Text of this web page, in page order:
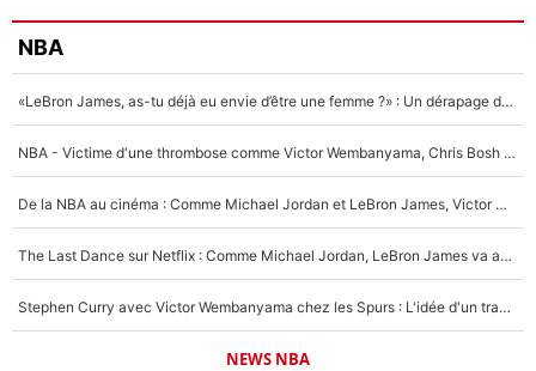
NBA
«LeBron James, as-tu déjà eu envie d’être une femme ?» : Un dérapage de Donald Trump sur la superstar de la NBA refait surface
NBA - Victime d'une thrombose comme Victor Wembanyama, Chris Bosh prévient le Français des risques sur sa santé : «J’ai failli mourir sur le coup et j’ai été ramené à la vie»
De la NBA au cinéma : Comme Michael Jordan et LeBron James, Victor Wembanyama rêve d'une carrière d'acteur !
The Last Dance sur Netflix : Comme Michael Jordan, LeBron James va avoir le droit à sa série !
Stephen Curry avec Victor Wembanyama chez les Spurs : L'idée d'un trade historique est lancée en NBA !
NEWS NBA